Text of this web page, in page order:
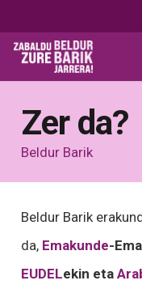
Zer da?
Beldur Barik
Beldur Barik
da, Emakunde-
EUDELekin eta